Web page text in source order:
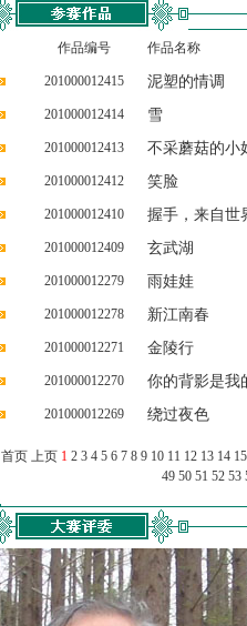
作品编号 作品名称
201000012415 泥塑的情调
201000012414 雪
201000012413 不采蘑菇的小
201000012412 笑脸
201000012410 握手，来自世
201000012409 玄武湖
201000012279 雨娃娃
201000012278 新江南春
201000012271 金陵行
201000012270 你的背影是我
201000012269 绕过夜色
首页 上页 1 2 3 4 5 6 7 8 9 10 11 12 13 14 15
49 50 51 52 53